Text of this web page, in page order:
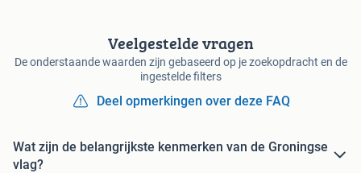
Veelgestelde vragen
De onderstaande waarden zijn gebaseerd op je zoekopdracht en de
ingestelde filters
Deel opmerkingen over deze FAQ
Wat zijn de belangrijkste kenmerken van de Groningse
vlag?